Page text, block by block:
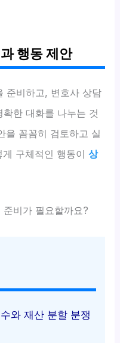
행동 제안
준비하고, 변호사 상담
한 대화를 나누는 것
을 꼼꼼히 검토하고 실
게 구체적인 행동이상
비가 필요할까요?
와 재산 분할 분쟁